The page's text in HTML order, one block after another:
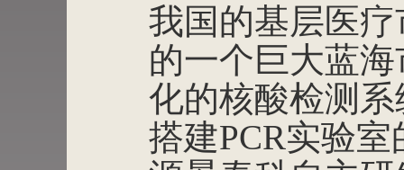
我国的基层医
的一个巨大蓝
化的核酸检测
搭建PCR实验